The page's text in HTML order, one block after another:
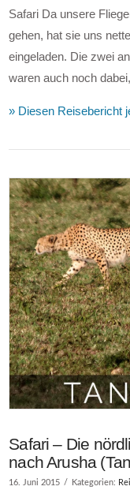
Safari Da unsere
gehen, hat sie uns
eingeladen. Die zwei
waren auch noch
» Diesen Reisebericht
Safari – Die
nach Arusha
16. Juni 2015 Kategorien: